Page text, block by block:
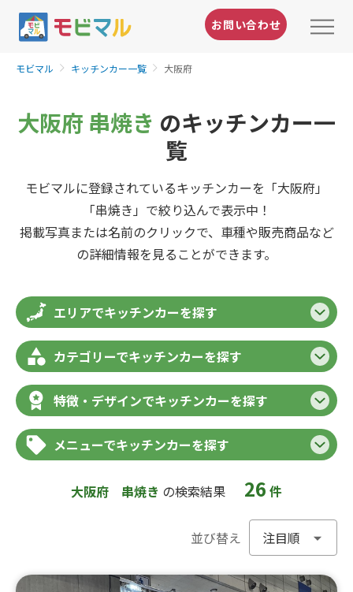
お問い合わせ
モビマル キッチンカー一覧 大阪府
大阪府 串焼き のキッチンカー一
覧
モビマルに登録されているキッチンカーを「大阪府」
「串焼き」で絞り込んで表示中！
掲載写真または名前のクリックで、車種や販売商品など
の詳細情報を見ることができます。
エリアでキッチンカーを探す
カテゴリーでキッチンカーを探す
特徴・デザインでキッチンカーを探す
メニューでキッチンカーを探す
大阪府 串焼き の検索結果 26 件
並び替え